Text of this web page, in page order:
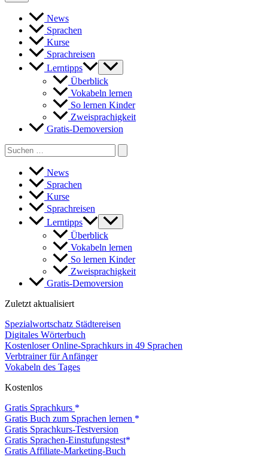
News
Sprachen
Kurse
Sprachreisen
Lerntipps
Überblick
Vokabeln lernen
So lernen Kinder
Zweisprachigkeit
Gratis-Demoversion
Search
for:
News
Sprachen
Kurse
Sprachreisen
Lerntipps
Überblick
Vokabeln lernen
So lernen Kinder
Zweisprachigkeit
Gratis-Demoversion
Zuletzt aktualisiert
Spezialwortschatz Städtereisen
Digitales Wörterbuch
Kostenloser Online-Sprachkurs in 49 Sprachen
Verbtrainer für Anfänger
Vokabeln des Tages
Kostenlos
Gratis Sprachkurs
Gratis Buch zum Sprachen lernen
Gratis Sprachkurs-Testversion
Gratis Sprachen-Einstufungstest
Gratis Affiliate-Marketing-Buch